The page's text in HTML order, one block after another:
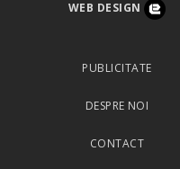
WEB DESIGN
PUBLICITATE
DESPRE NOI
CONTACT